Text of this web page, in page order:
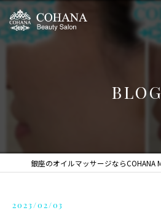
BLOG
2023/02/03